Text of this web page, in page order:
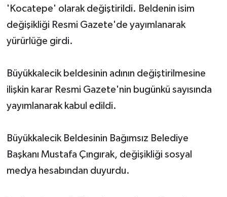
'Kocatepe' olarak değiştirildi. Beldenin isim
değişikliği Resmi Gazete'de yayımlanarak
yürürlüğe girdi.
Büyükkalecik beldesinin adının değiştirilmesine
ilişkin karar Resmi Gazete'nin bugünkü sayısında
yayımlanarak kabul edildi.
Büyükkalecik Beldesinin Bağımsız Belediye
Başkanı Mustafa Çıngırak, değişikliği sosyal
medya hesabından duyurdu.